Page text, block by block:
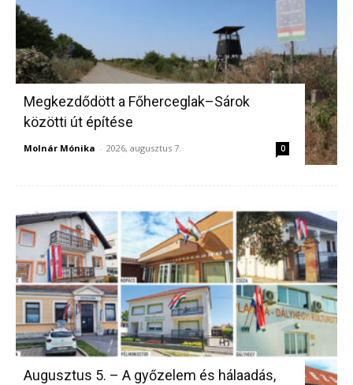
Megkezdődött a Főherceglak–Sárok
közötti út építése
Molnár Mónika - 2026, augusztus 7. 0
Augusztus 5. – A győzelem és hálaadás,